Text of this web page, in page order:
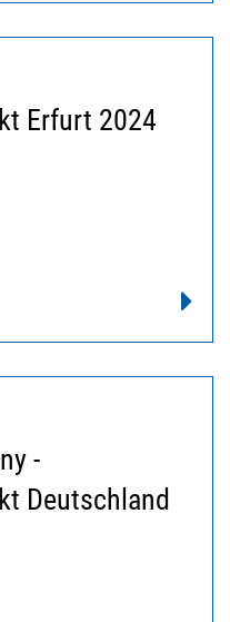
Erfurt 2024
-
Deutschland